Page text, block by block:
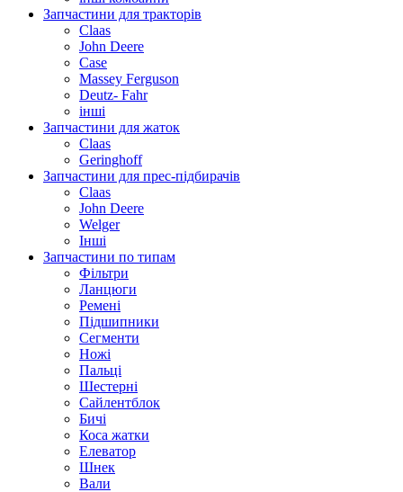
Запчастини для тракторів
Claas
John Deere
Case
Massey Ferguson
Deutz- Fahr
інші
Запчастини для жаток
Claas
Geringhoff
Запчастини для прес-підбирачів
Claas
John Deere
Welger
Інші
Запчастини по типам
Фільтри
Ланцюги
Ремені
Підшипники
Сегменти
Ножі
Пальці
Шестерні
Сайлентблок
Бичі
Коса жатки
Елеватор
Шнек
Вали